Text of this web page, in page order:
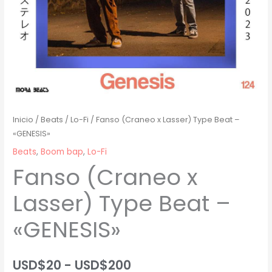
Inicio /Beats /Lo-Fi / Fanso (Craneo x Lasser) Type Beat –
«GENESIS»
Beats,Boom bap,Lo-Fi
Fanso (Craneo x
Lasser) Type Beat –
«GENESIS»
USD$20 - USD$200